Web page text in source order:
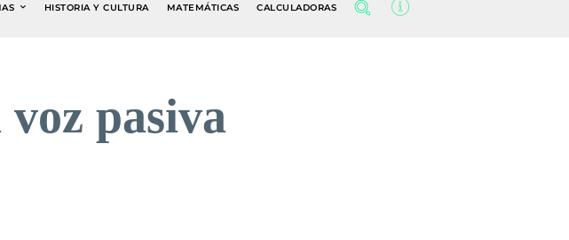
HISTORIA Y CULTURA MATEMÁTICAS CALCULADORAS
voz pasiva